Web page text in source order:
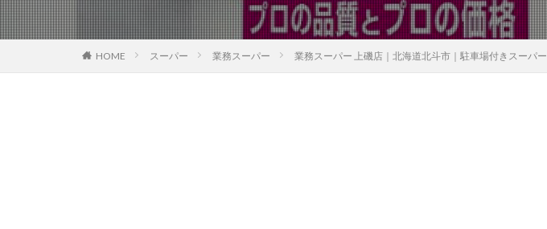
HOME スーパー 業務スーパー 業務スーパー 上磯店｜北海道北斗市｜駐車場付きスーパー